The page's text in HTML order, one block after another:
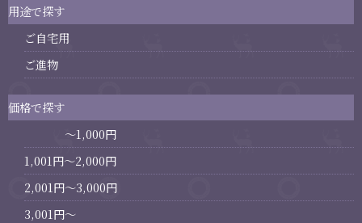
用途で探す
ご自宅用
ご進物
価格で探す
～1,000円
1,001円～2,000円
2,001円～3,000円
3,001円～